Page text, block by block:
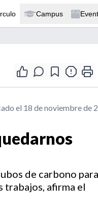
Campus
el 18 de noviembre de
de carbono para
trabajos, afirma el